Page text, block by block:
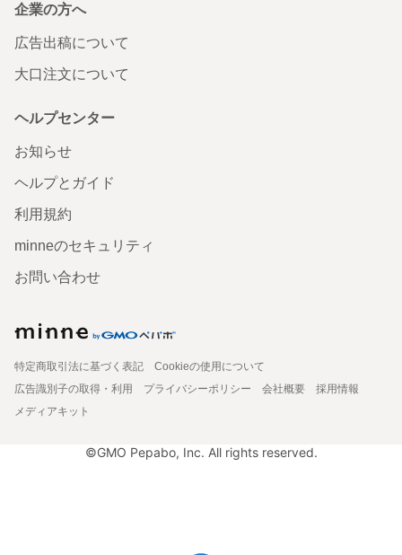
企業の方へ
広告出稿について
大口注文について
ヘルプセンター
お知らせ
ヘルプとガイド
利用規約
minneのセキュリティ
お問い合わせ
特定商取引法に基づく表記
Cookieの使用について
広告識別子の取得・利用
プライバシーポリシー 会社概要
採用情報
メディアキット
©GMO Pepabo, Inc. All rights reserved.